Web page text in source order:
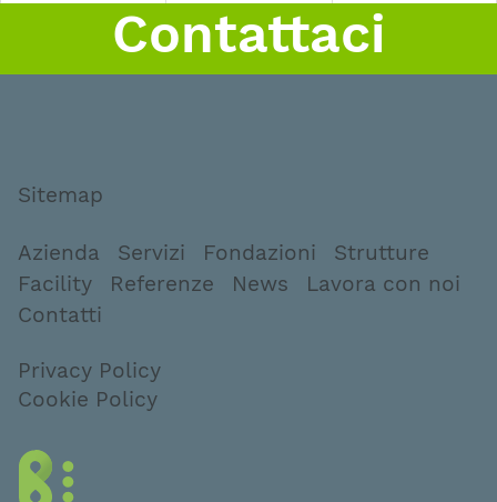
Contattaci
Sitemap
Azienda Servizi Fondazioni
Strutture
Facility
Referenze News
Lavora con noi
Contatti
Privacy Policy
Cookie Policy